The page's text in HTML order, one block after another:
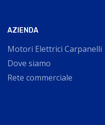
AZIENDA
Motori Elettrici Carpanelli
Dove siamo
Rete commerciale